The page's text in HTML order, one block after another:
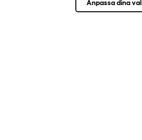
Hur kan vi hjälpa till?
Anpassa dina val